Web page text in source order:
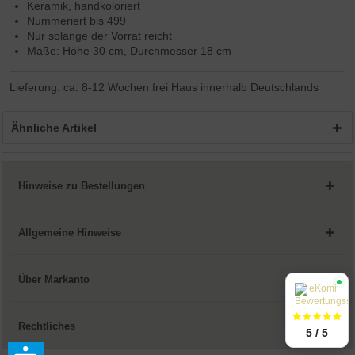
Keramik, handkoloriert
Nummeriert bis 499
Nur solange der Vorrat reicht
Maße: Höhe 30 cm, Durchmesser 18 cm
Lieferung: ca. 8-12 Wochen frei Haus innerhalb Deutschlands
Ähnliche Artikel
Hinweise zu Bestellungen
Allgemeine Hinweise
Über Markanto
Rechtliches
5 / 5